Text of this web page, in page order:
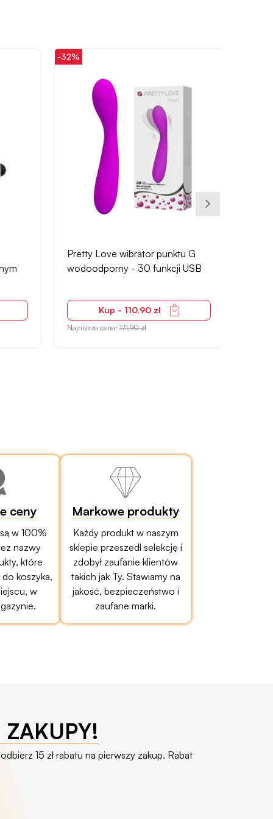
-32%
Pretty Love wibrator punktu G
wodoodporny - 30 funkcji USB
Kup - 110,90 zł
Najniższa cena: 171,90 zł
ceny
w 100%
nazwy
które
koszyka,
w
Markowe produkty
Każdy produkt w naszym
sklepie przeszedł selekcję i
zdobył zaufanie klientów
takich jak Ty. Stawiamy na
jakość, bezpieczeństwo i
zaufane marki.
ZAKUPY!
15 zł rabatu na pierwszy zakup. Rabat